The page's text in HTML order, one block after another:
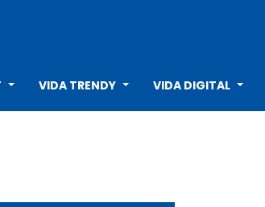
VIDA TRENDY VIDA DIGITAL